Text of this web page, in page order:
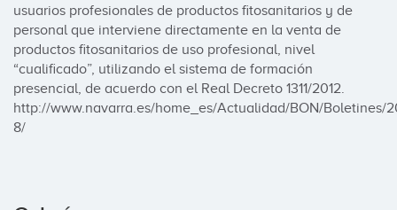
usuarios profesionales de productos fitosanitarios y de
personal que interviene directamente en la venta de
productos fitosanitarios de uso profesional, nivel
“cualificado”, utilizando el sistema de formación
presencial, de acuerdo con el Real Decreto 1311/2012.
http://www.navarra.es/home_es/Actualidad/BON/Boletines/
8/